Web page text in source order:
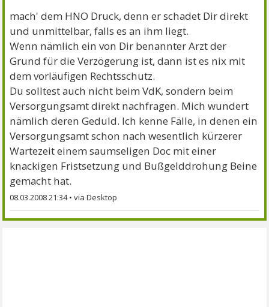
mach' dem HNO Druck, denn er schadet Dir direkt
und unmittelbar, falls es an ihm liegt.
Wenn nämlich ein von Dir benannter Arzt der
Grund für die Verzögerung ist, dann ist es nix mit
dem vorläufigen Rechtsschutz.
Du solltest auch nicht beim VdK, sondern beim
Versorgungsamt direkt nachfragen. Mich wundert
nämlich deren Geduld. Ich kenne Fälle, in denen ein
Versorgungsamt schon nach wesentlich kürzerer
Wartezeit einem saumseligen Doc mit einer
knackigen Fristsetzung und Bußgelddrohung Beine
gemacht hat.
08.03.2008 21:34•